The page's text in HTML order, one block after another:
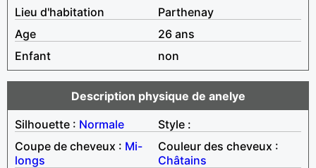
Lieu d'habitation
Parthenay
Age
26 ans
Enfant
non
Description physique de anelye
Silhouette : Normale
Style :
Coupe de cheveux : Mi-
longs
Couleur des cheveux :
Châtains